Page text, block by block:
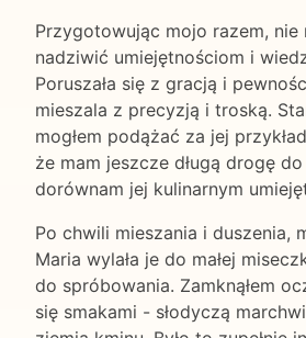
Przygotowując mojo razem, nie
nadziwić umiejętnościom i
Poruszała się z gracją i
mieszala z precyzją i troską.
mogłem podążać za jej
że mam jeszcze długą drogę
dorównam jej kulinarnym
Po chwili mieszania i duszenia,
Maria wylała je do małej
do spróbowania. Zamknąłem
się smakami - słodyczą